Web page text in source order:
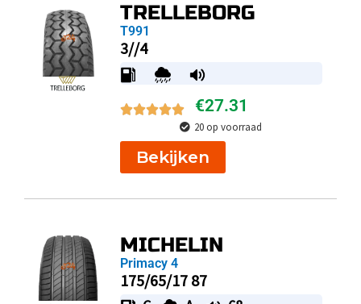
TRELLEBORG
T991
3//4
€27.31
20 op voorraad
Bekijken
MICHELIN
Primacy 4
175/65/17 87